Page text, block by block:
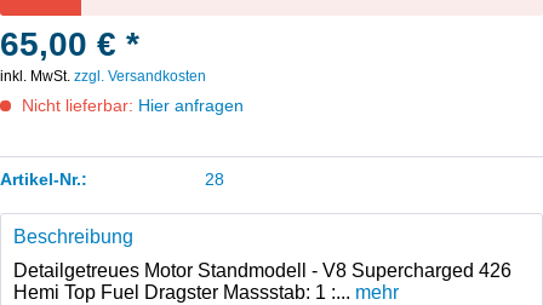
65,00 € *
inkl. MwSt. zzgl. Versandkosten
Nicht lieferbar: Hier anfragen
Artikel-Nr.: 28
Beschreibung
Detailgetreues Motor Standmodell - V8 Supercharged 426
Hemi Top Fuel Dragster Massstab: 1 :... mehr